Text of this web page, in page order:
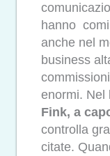
hanno
anche nel
business
enormi. Nel
Fink, a
controlla
citate.